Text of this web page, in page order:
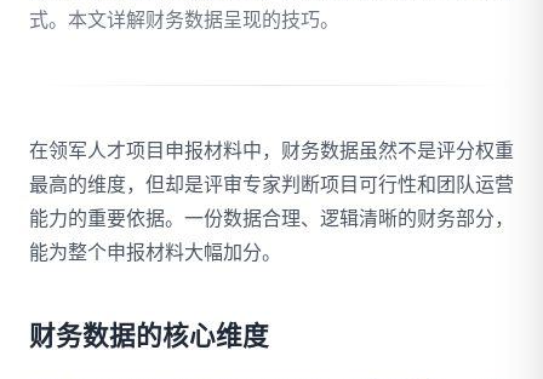
式。本文详解财务数据呈现的技巧。
在领军人才项目申报材料中，财务数据虽然不是评分权重
最高的维度，但却是评审专家判断项目可行性和团队运营
能力的重要依据。一份数据合理、逻辑清晰的财务部分，
能为整个申报材料大幅加分。
财务数据的核心维度